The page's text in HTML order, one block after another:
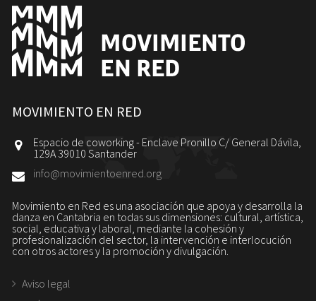
MOVIMIENTO EN RED
Espacio de coworking - Enclave Pronillo C/ General Dávila,
129A 39010 Santander
info@movimientoenred.org
Movimiento en Red es una asociación que apoya y desarrolla la
danza en Cantabria en todas sus dimensiones: cultural, artística,
social, educativa y laboral, mediante la cohesión y
profesionalización del sector, la intervención e interlocución
con otros actores y la promoción y divulgación.
Aviso legal